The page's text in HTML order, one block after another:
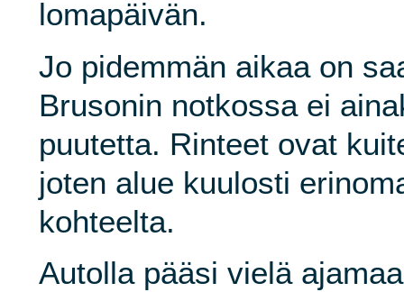
lomapäivän.
Jo pidemmän aikaa on
Brusonin notkossa ei
puutetta. Rinteet ovat
joten alue kuulosti
kohteelta.
Autolla pääsi vielä